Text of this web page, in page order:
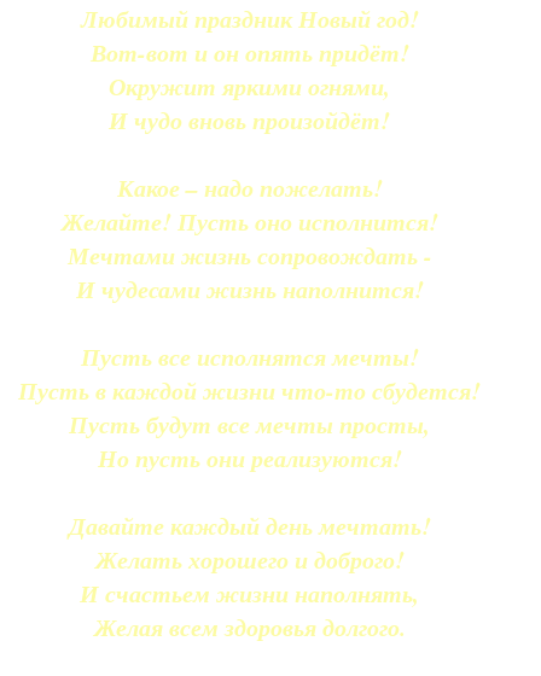
Любимый праздник Новый год!
Вот-вот и он опять придёт!
Окружит яркими огнями,
И чудо вновь произойдёт!
Какое – надо пожелать!
Желайте! Пусть оно исполнится!
Мечтами жизнь сопровождать -
И чудесами жизнь наполнится!
Пусть все исполнятся мечты!
Пусть в каждой жизни что-то сбудется!
Пусть будут все мечты просты,
Но пусть они реализуются!
Давайте каждый день мечтать!
Желать хорошего и доброго!
И счастьем жизни наполнять,
Желая всем здоровья долгого.